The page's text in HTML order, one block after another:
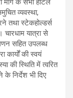
मार्ग के सभी होटल
व्यवस्था,
तथा स्टेकहोल्डर्स
यात्रा से
सहित उपलब्ध
कार्यों की स्वयं
की स्थिति में त्वरित
निर्देश भी दिए